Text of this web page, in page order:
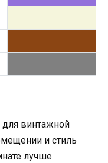
винтажной
и стиль
лучше